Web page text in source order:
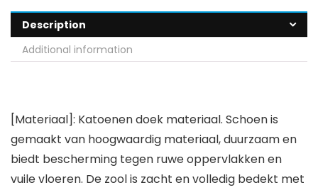
Description
Additional information
[Materiaal]: Katoenen doek materiaal. Schoen is
gemaakt van hoogwaardig materiaal, duurzaam en
biedt bescherming tegen ruwe oppervlakken en
vuile vloeren. De zool is zacht en volledig bedekt met